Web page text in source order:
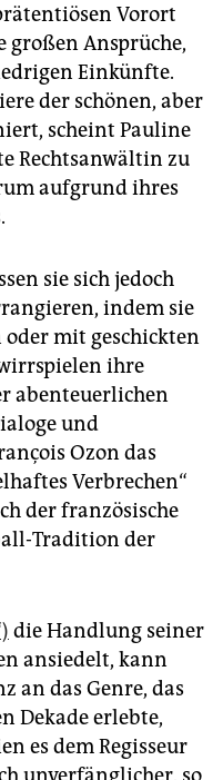
Vorort
Ansprüche,
Einkünfte.
der schönen, aber
scheint Pauline
Rechtsanwältin zu
aufgrund ihres
sie sich jedoch
indem sie
mit geschickten
ihre
abenteuerlichen
und
Ozon das
Verbrechen“
der französische
Tradition der
die Handlung seiner
ansiedelt, kann
an das Genre, das
Dekade erlebte,
es dem Regisseur